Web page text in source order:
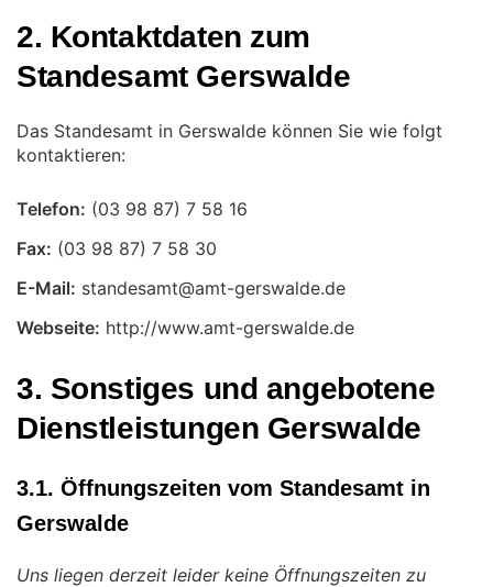
2. Kontaktdaten zum
Standesamt Gerswalde
Das Standesamt in Gerswalde können Sie wie folgt
kontaktieren:
Telefon:
Fax:
E-Mail:
Webseite: http://www.amt-gerswalde.de
3. Sonstiges und angebotene
Dienstleistungen Gerswalde
3.1. Öffnungszeiten vom Standesamt in
Gerswalde
Uns liegen derzeit leider keine Öffnungszeiten zu